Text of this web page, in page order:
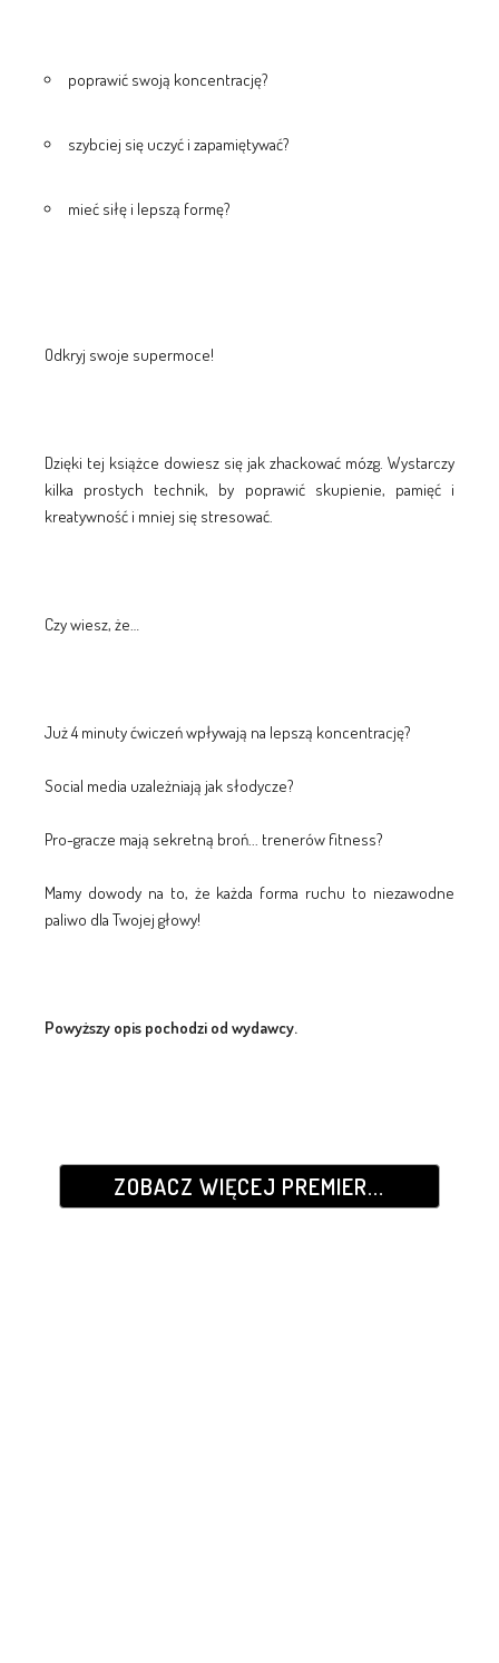
poprawić swoją koncentrację?
szybciej się uczyć i zapamiętywać?
mieć siłę i lepszą formę?
Odkryj swoje supermoce!
Dzięki tej książce dowiesz się jak zhackować mózg. Wystarczy
kilka prostych technik, by poprawić skupienie, pamięć i
kreatywność i mniej się stresować.
Czy wiesz, że…
Już 4 minuty ćwiczeń wpływają na lepszą koncentrację?
Social media uzależniają jak słodycze?
Pro-gracze mają sekretną broń... trenerów fitness?
Mamy dowody na to, że każda forma ruchu to niezawodne
paliwo dla Twojej głowy!
Powyższy opis pochodzi od wydawcy.
ZOBACZ WIĘCEJ PREMIER...